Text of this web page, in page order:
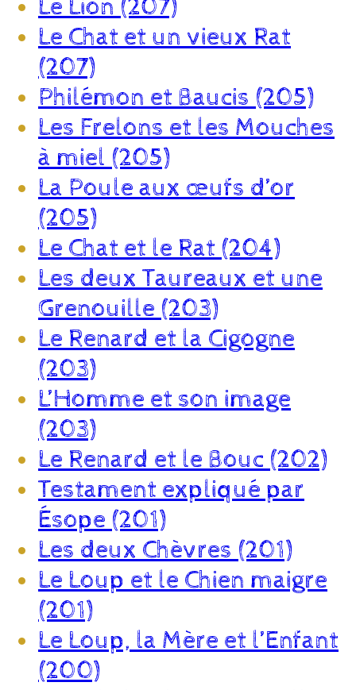
Le Lion (207)
Le Chat et un vieux Rat
(207)
Philémon et Baucis (205)
Les Frelons et les Mouches
à miel (205)
La Poule aux œufs d’or
(205)
Le Chat et le Rat (204)
Les deux Taureaux et une
Grenouille (203)
Le Renard et la Cigogne
(203)
L’Homme et son image
(203)
Le Renard et le Bouc (202)
Testament expliqué par
Ésope (201)
Les deux Chèvres (201)
Le Loup et le Chien maigre
(201)
Le Loup, la Mère et l’Enfant
(200)